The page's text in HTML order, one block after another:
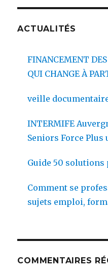
ACTUALITÉS
FINANCEMENT DES
QUI CHANGE À
veille
INTERMIFE
Seniors Force
Guide 50 solutions
Comment se
sujets emploi,
COMMENTAIRES